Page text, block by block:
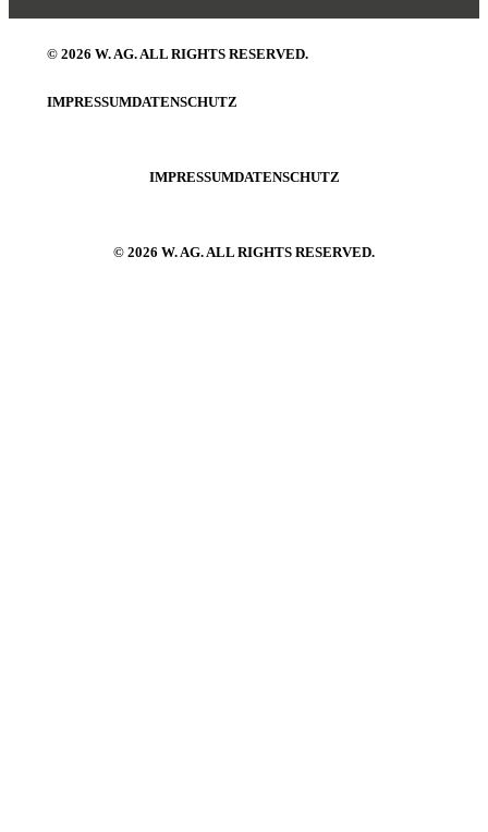
© 2026 W. AG. ALL RIGHTS RESERVED.
IMPRESSUMDATENSCHUTZ
IMPRESSUMDATENSCHUTZ
© 2026 W. AG. ALL RIGHTS RESERVED.